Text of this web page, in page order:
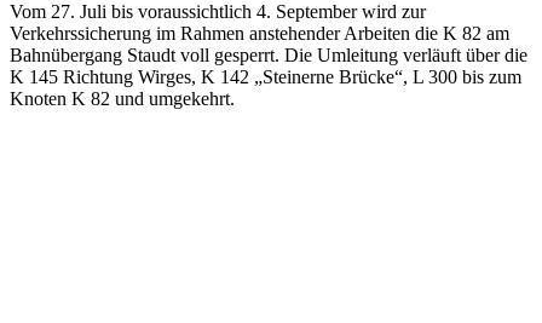
Vom 27. Juli bis voraussichtlich 4. September wird zur
Verkehrssicherung im Rahmen anstehender Arbeiten die K 82 am
Bahnübergang Staudt voll gesperrt. Die Umleitung verläuft über die
K 145 Richtung Wirges, K 142 „Steinerne Brücke“, L 300 bis zum
Knoten K 82 und umgekehrt.